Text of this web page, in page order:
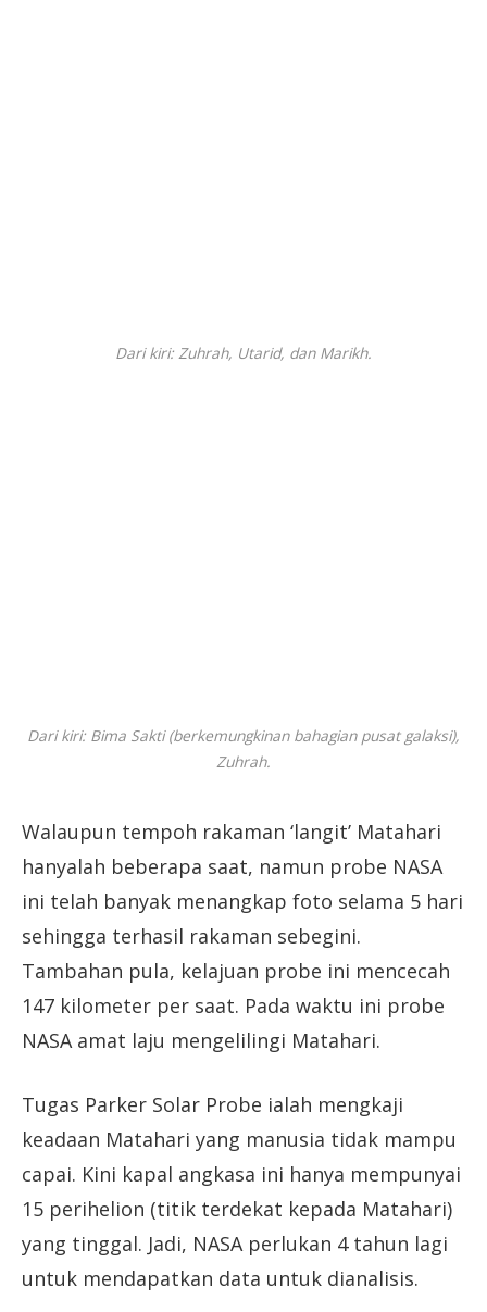
Dari kiri: Zuhrah, Utarid, dan Marikh.
Dari kiri: Bima Sakti (berkemungkinan bahagian pusat galaksi),
Zuhrah.
Walaupun tempoh rakaman ‘langit’ Matahari
hanyalah beberapa saat, namun probe NASA
ini telah banyak menangkap foto selama 5 hari
sehingga terhasil rakaman sebegini.
Tambahan pula, kelajuan probe ini mencecah
147 kilometer per saat. Pada waktu ini probe
NASA amat laju mengelilingi Matahari.
Tugas Parker Solar Probe ialah mengkaji
keadaan Matahari yang manusia tidak mampu
capai. Kini kapal angkasa ini hanya mempunyai
15 perihelion (titik terdekat kepada Matahari)
yang tinggal. Jadi, NASA perlukan 4 tahun lagi
untuk mendapatkan data untuk dianalisis.